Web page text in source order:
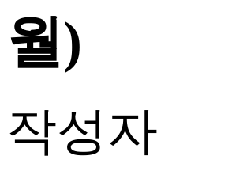
월)
작성자